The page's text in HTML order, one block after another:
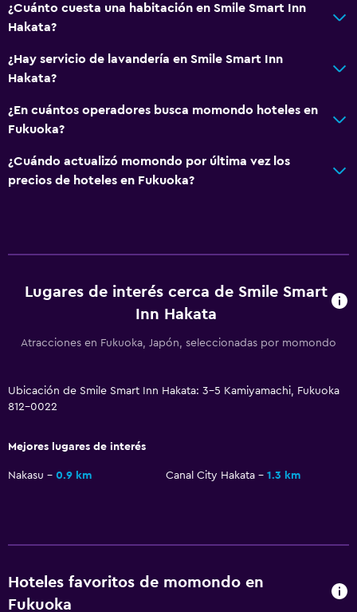
¿Cuánto cuesta una habitación en Smile Smart Inn
Hakata?
¿Hay servicio de lavandería en Smile Smart Inn
Hakata?
¿En cuántos operadores busca momondo hoteles en
Fukuoka?
¿Cuándo actualizó momondo por última vez los
precios de hoteles en Fukuoka?
Lugares de interés cerca de Smile Smart
Inn Hakata
Atracciones en Fukuoka, Japón, seleccionadas por momondo
Ubicación de Smile Smart Inn Hakata: 3-5 Kamiyamachi, Fukuoka
812-0022
Mejores lugares de interés
Nakasu 0.9 km Canal City Hakata 1.3 km
Hoteles favoritos de momondo en
Fukuoka